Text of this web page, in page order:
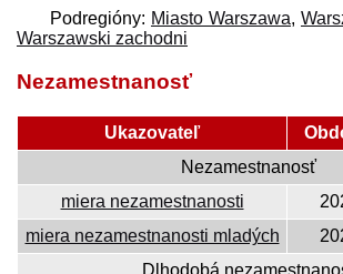
Podregióny: Miasto Warszawa,
Warszawski zachodni
Nezamestnanosť
Ukazovateľ
Nezamestnanosť
miera nezamestnanosti
miera nezamestnanosti mladých
Dlhodobá